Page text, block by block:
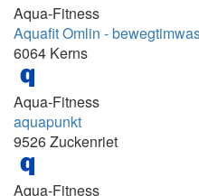
10.15 - 10.45
10.15 - 11.00
10.30-11.15
10.45 - 11.30
10:00 - 10:30
Aqua-Fitness
Aquafit Omlin -
6064 Kerns
Aqua-Fitness
aquapunkt
9526 Zuckenriet
Aqua-Fitness